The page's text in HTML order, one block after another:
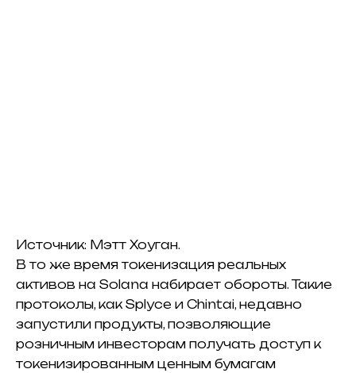
Источник: Мэтт Хоуган.
В то же время токенизация реальных
активов на Solana набирает обороты. Такие
протоколы, как Splyce и Chintai, недавно
запустили продукты, позволяющие
розничным инвесторам получать доступ к
токенизированным ценным бумагам